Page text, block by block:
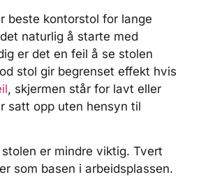
beste kontorstol for lange
naturlig å starte med
er det en feil å se stolen
stol gir begrenset effekt hvis
, skjermen står for lavt eller
satt opp uten hensyn til
er mindre viktig. Tvert
som basen i arbeidsplassen.